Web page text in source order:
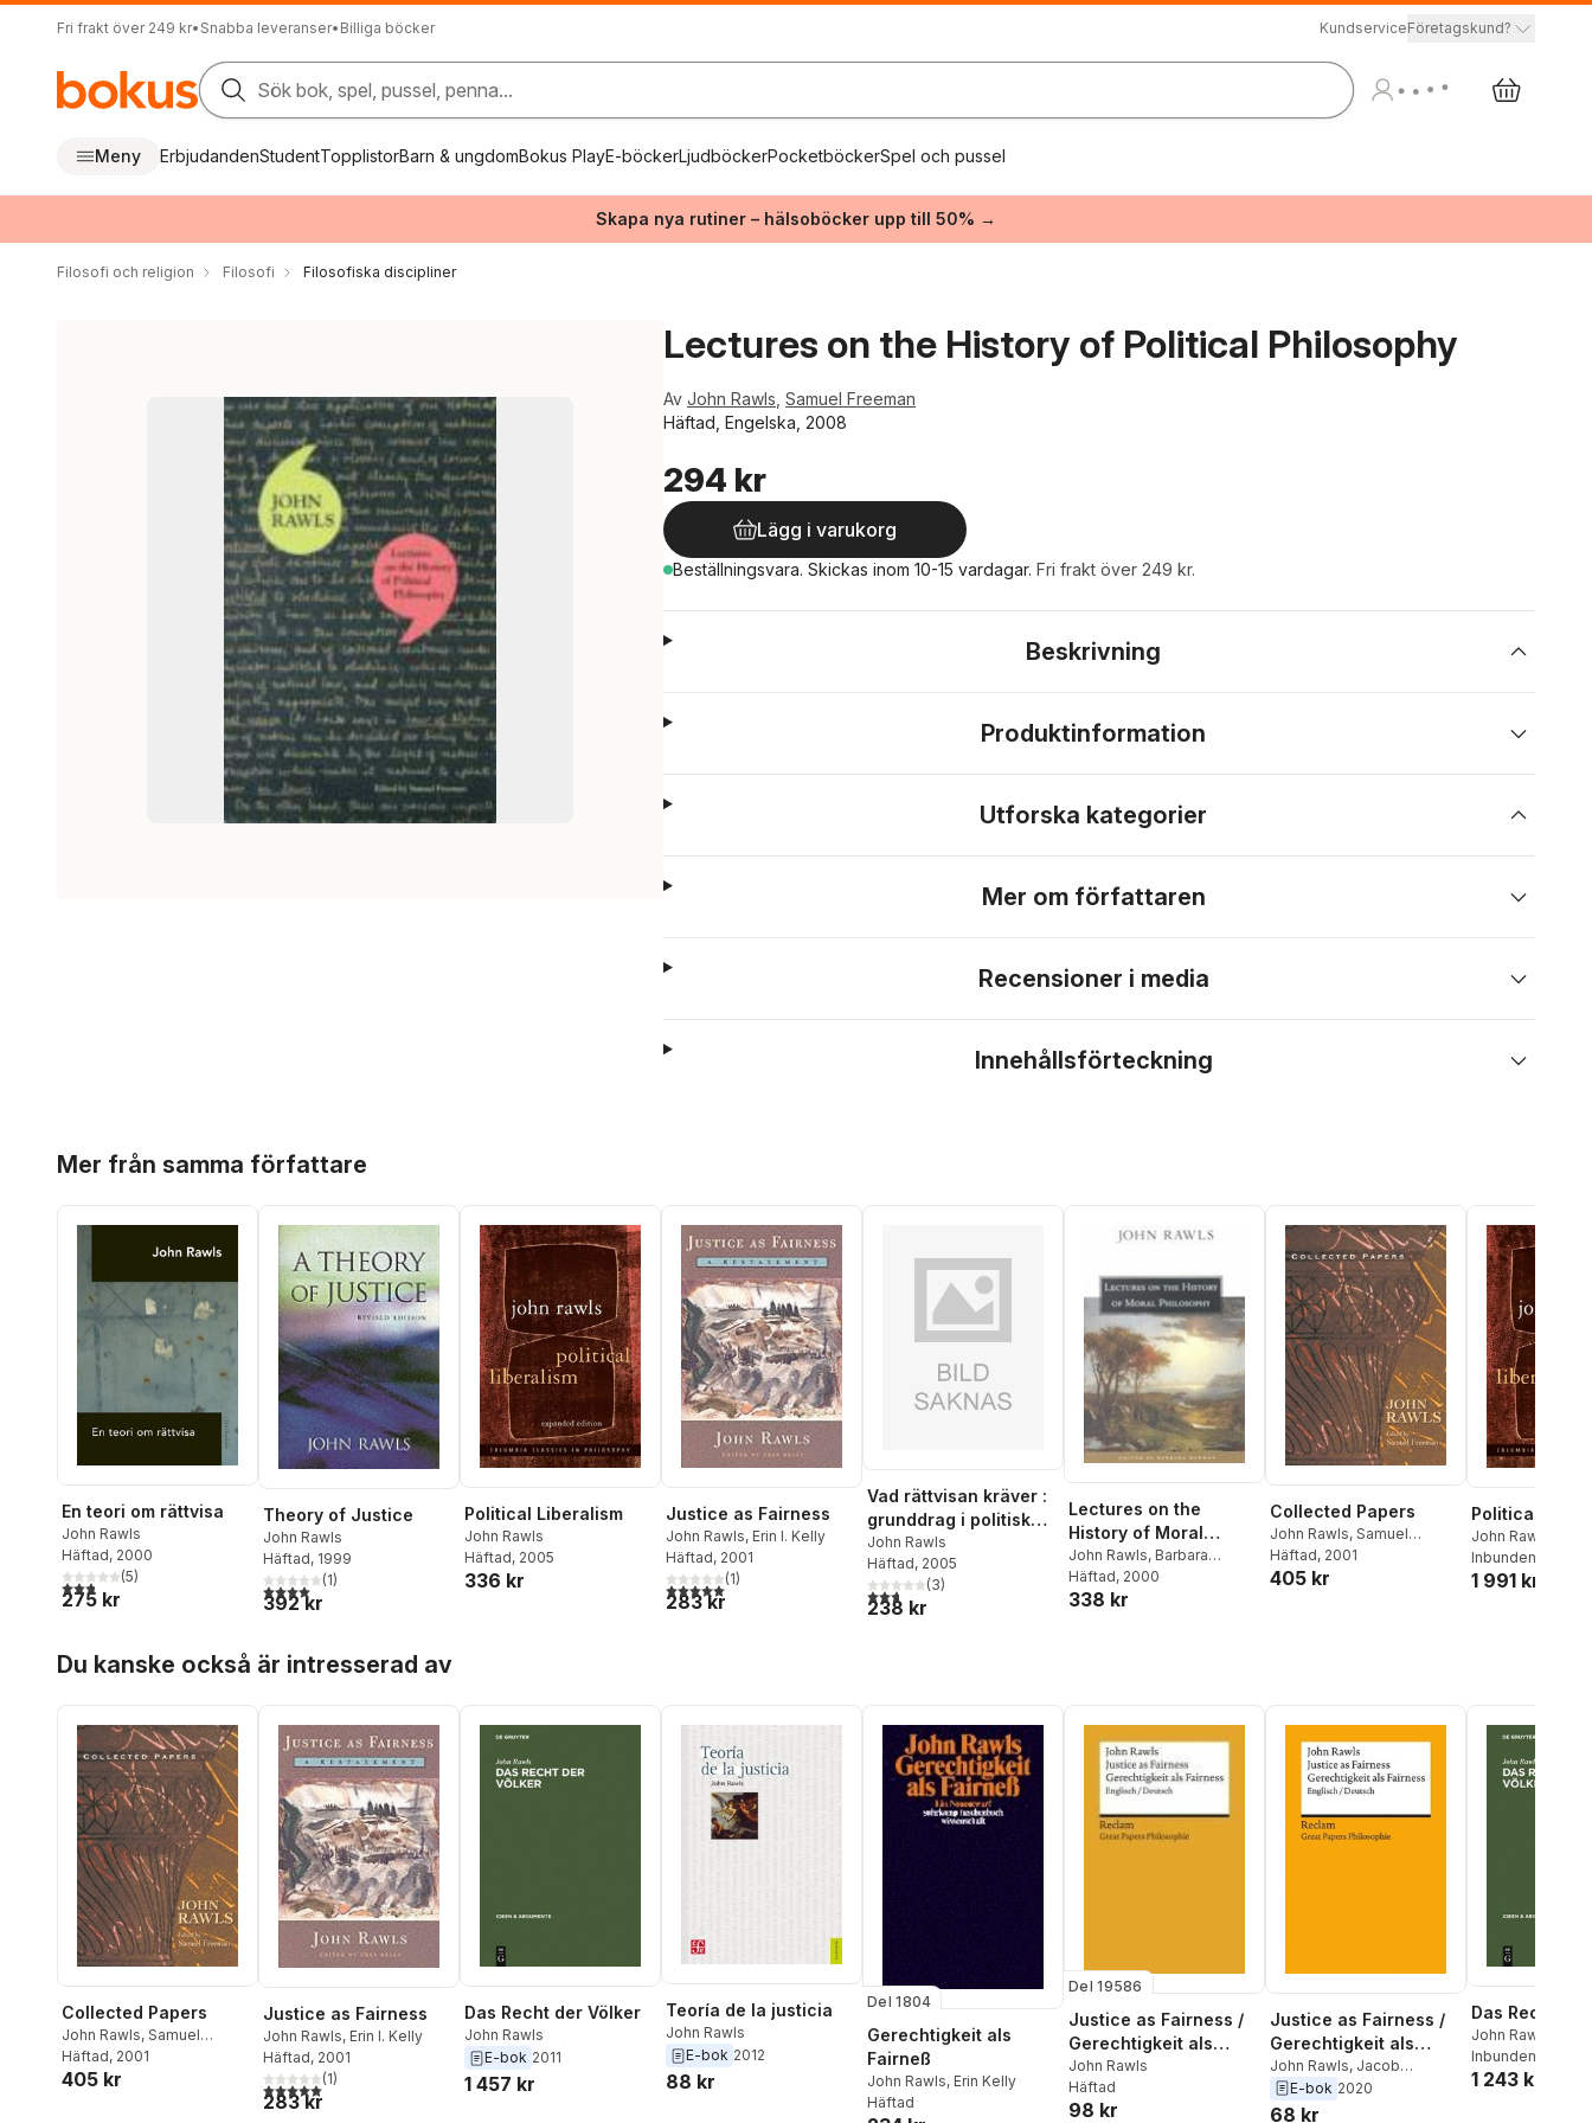
Fri frakt över 249 kr• Snabba leveranser• Billiga böcker KundserviceFöretagskund?
Sök bok, spel, pussel, penna...
Meny ErbjudandenStudentTopplistorBarn & ungdomBokus PlayE-böckerLjudböckerPocketböckerSpel och pussel
Skapa nya rutiner – hälsoböcker upp till 50% →
Filosofi och religion Filosofi Filosofiska discipliner
Lectures on the History of Political Philosophy
Av John Rawls Samuel Freeman
Häftad, Engelska, 2008
294 kr
Lägg i varukorg
Beställningsvara. Skickas inom 10-15 vardagar. Fri frakt över 249 kr.
Beskrivning
Produktinformation
Utforska kategorier
Mer om författaren
Recensioner i media
Innehållsförteckning
Mer från samma författare
En teori om rättvisa
John Rawls
Häftad, 2000
2,8utav 5 stjärnor. Totalt antal röster:
(5)
275 kr
Theory of Justice
John Rawls
Häftad, 1999
4,0utav 5 stjärnor. Totalt antal röster:
(1)
392 kr
Political Liberalism
John Rawls
Häftad, 2005
336 kr
Justice as Fairness
John Rawls, Erin I. Kelly
Häftad, 2001
5,0utav 5 stjärnor. Totalt antal röster:
(1)
283 kr
Vad rättvisan kräver :
grunddrag i politisk
liberalism
John Rawls
Häftad, 2005
2,7utav 5 stjärnor. Totalt antal röster:
(3)
238 kr
Lectures on the
History of Moral
Philosophy
John Rawls, Barbara
Herman
Häftad, 2000
338 kr
Collected Papers
John Rawls, Samuel
Freeman
Häftad, 2001
405 kr
Political
John Rawls
Inbunden
1 991 kr
Du kanske också är intresserad av
Collected Papers
John Rawls, Samuel
Freeman
Häftad, 2001
405 kr
Justice as Fairness
John Rawls, Erin I. Kelly
Häftad, 2001
5,0utav 5 stjärnor. Totalt antal röster:
(1)
283 kr
Das Recht der Völker
John Rawls
E-bok 2011
1 457 kr
Teoría de la justicia
John Rawls
E-bok 2012
88 kr
Del 1804
Gerechtigkeit als
Fairneß
John Rawls, Erin Kelly
Häftad
Del 19586
Justice as Fairness /
Gerechtigkeit als
Fairness
John Rawls
Häftad
98 kr
Justice as Fairness /
Gerechtigkeit als
Fairness.
Englisch/Deutsch
John Rawls, Jacob
Rosenthal,Corinna Mieth
E-bok 2020
68 kr
Das Recht
John Rawls
Inbunden
1 243 kr